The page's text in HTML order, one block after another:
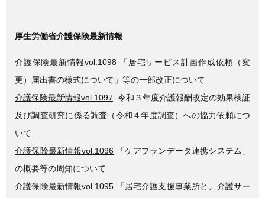
厚生労働省介護保険最新情報
介護保険最新情報vol.1098 「居宅サービス計画作成依頼（変
更）届出書の様式について」等の一部改正について
介護保険最新情報vol.1097 令和３年度介護報酬改定の効果検証
及び調査研究に係る調査（令和４年度調査）への協力依頼につ
いて
介護保険最新情報vol.1096 「ケアプランデータ連携システム」
の概要等の周知について
介護保険最新情報vol.1095 「居宅介護支援事業所と、介護サー